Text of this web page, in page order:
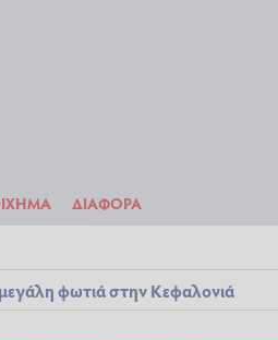
ΔΙΑΦΟΡΑ
φωτιά στην Κεφαλονιά